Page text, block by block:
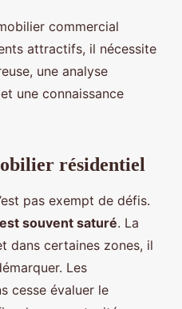
commercial
attractifs, il nécessite
une analyse
une connaissance
résidentiel
pas exempt de défis.
souvent saturé. La
dans certaines zones, il
Les
cesse évaluer le